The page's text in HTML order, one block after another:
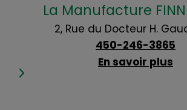
La Manufacture
2, Rue du Docteur H.
450-246-3865
En savoir plus